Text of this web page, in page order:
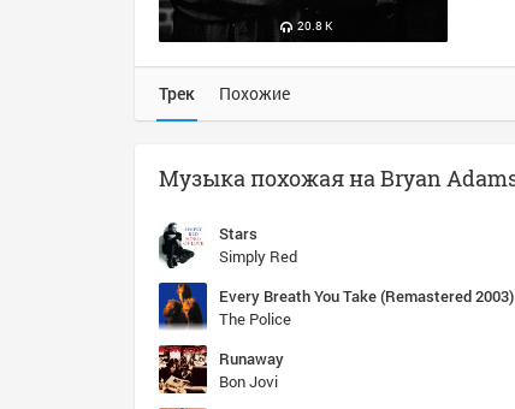
20.8 K
Трек Похожие
Stars
Simply Red
Every Breath You Take (Remastered 2003)
The Police
Runaway
Bon Jovi